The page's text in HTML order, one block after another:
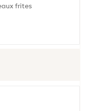
frites